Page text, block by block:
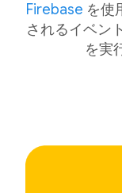
Firebase を使
されるイベン
を実